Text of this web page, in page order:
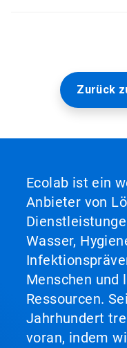
Zurück
Ecolab ist ein
Anbieter von
Wasser,
Menschen und
Ressourcen.
Jahrhundert
voran, indem